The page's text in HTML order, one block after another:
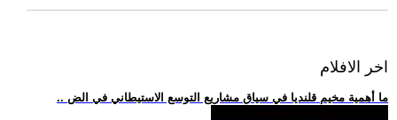
اخر الافلام
.. ما أهمية مخيم قلنديا في سياق مشاريع التوسع الاستيطاني في الض